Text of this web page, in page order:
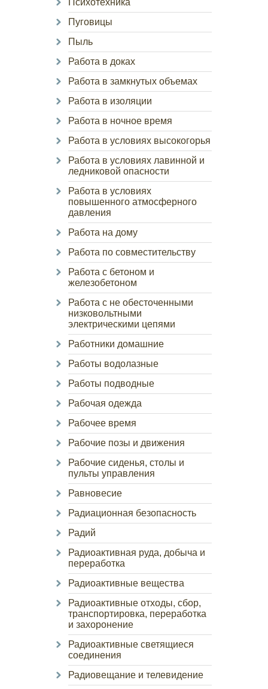
Психотехника
Пуговицы
Пыль
Работа в доках
Работа в замкнутых объемах
Работа в изоляции
Работа в ночное время
Работа в условиях высокогорья
Работа в условиях лавинной и
ледниковой опасности
Работа в условиях
повышенного атмосферного
давления
Работа на дому
Работа по совместительству
Работа с бетоном и
железобетоном
Работа с не обесточенными
низковольтными
электрическими цепями
Работники домашние
Работы водолазные
Работы подводные
Рабочая одежда
Рабочее время
Рабочие позы и движения
Рабочие сиденья, столы и
пульты управления
Равновесие
Радиационная безопасность
Радий
Радиоактивная руда, добыча и
переработка
Радиоактивные вещества
Радиоактивные отходы, сбор,
транспортировка, переработка
и захоронение
Радиоактивные светящиеся
соединения
Радиовещание и телевидение